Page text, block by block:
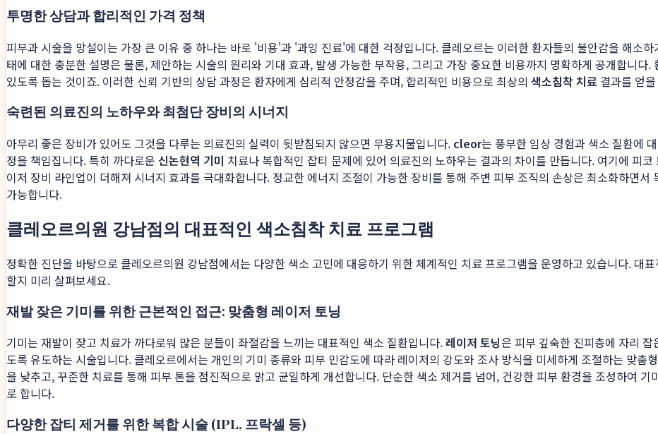
투명한 상담과 합리적인 가격 정책
피부과 시술을 망설이는 가장 큰 이유 중 하나는 바로 '비용'과 '과잉 진료'에 대한 걱정입니다. 클레오르는 이러한 환자들의 불안감을 해소
태에 대한 충분한 설명은 물론, 제안하는 시술의 원리와 기대 효과, 발생 가능한 부작용, 그리고 가장 중요한 비용까지 명확하게 공개합니다
있도록 돕는 것이죠. 이러한 신뢰 기반의 상담 과정은 환자에게 심리적 안정감을 주며, 합리적인 비용으로 최상의 색소침착 치료 결과를 얻
숙련된 의료진의 노하우와 최첨단 장비의 시너지
아무리 좋은 장비가 있어도 그것을 다루는 의료진의 실력이 뒷받침되지 않으면 무용지물입니다. cleor는 풍부한 임상 경험과 색소 질환에
정을 책임집니다. 특히 까다로운 신논현역 기미 치료나 복합적인 잡티 문제에 있어 의료진의 노하우는 결과의 차이를 만듭니다. 여기에 피
이저 장비 라인업이 더해져 시너지 효과를 극대화합니다. 정교한 에너지 조절이 가능한 장비를 통해 주변 피부 조직의 손상은 최소화하면서
가능합니다.
클레오르의원 강남점의 대표적인 색소침착 치료 프로그램
정확한 진단을 바탕으로 클레오르의원 강남점에서는 다양한 색소 고민에 대응하기 위한 체계적인 치료 프로그램을 운영하고 있습니다. 대
할지 미리 살펴보세요.
재발 잦은 기미를 위한 근본적인 접근: 맞춤형 레이저 토닝
기미는 재발이 잦고 치료가 까다로워 많은 분들이 좌절감을 느끼는 대표적인 색소 질환입니다. 레이저 토닝은 피부 깊숙한 진피층에 자리
도록 유도하는 시술입니다. 클레오르에서는 개인의 기미 종류와 피부 민감도에 따라 레이저의 강도와 조사 방식을 미세하게 조절하는 맞춤
을 낮추고, 꾸준한 치료를 통해 피부 톤을 점진적으로 맑고 균일하게 개선합니다. 단순한 색소 제거를 넘어, 건강한 피부 환경을 조성하여 기
로 합니다.
다양한 잡티 제거를 위한 복합 시술 (IPL, 프락셀 등)